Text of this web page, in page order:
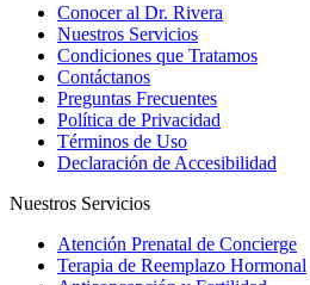
Conocer al Dr. Rivera
Nuestros Servicios
Condiciones que Tratamos
Contáctanos
Preguntas Frecuentes
Política de Privacidad
Términos de Uso
Declaración de Accesibilidad
Nuestros Servicios
Atención Prenatal de Concierge
Terapia de Reemplazo Hormonal